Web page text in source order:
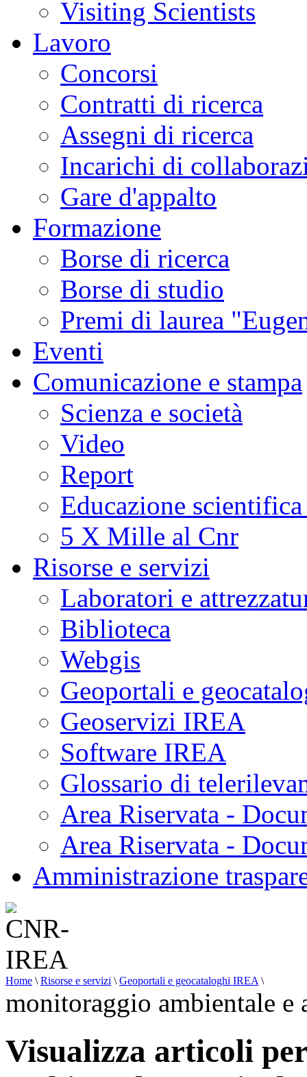
Visiting Scientists
Lavoro
Concorsi
Contratti di ricerca
Assegni di ricerca
Incarichi di
Gare d'appalto
Formazione
Borse di ricerca
Borse di studio
Premi di laurea
Eventi
Comunicazione e stampa
Scienza e società
Video
Report
Educazione
5 X Mille al Cnr
Risorse e servizi
Laboratori e
Biblioteca
Webgis
Geoportali e
Geoservizi IREA
Software IREA
Glossario di
Area Riservata -
Area Riservata -
Amministrazione
Home \ Risorse e servizi \ Geoportali e geocataloghi IREA \
monitoraggio ambientale e
Visualizza articoli